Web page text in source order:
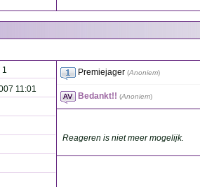
1
11:01
Premiejager (Anoniem)
Bedankt!! (Anoniem)
Reageren is niet meer mogelijk.